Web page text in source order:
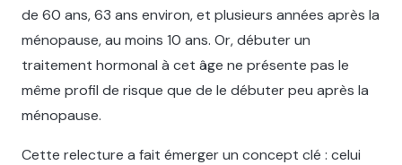
de 60 ans, 63 ans environ, et plusieurs années après la
ménopause, au moins 10 ans. Or, débuter un
traitement hormonal à cet âge ne présente pas le
même profil de risque que de le débuter peu après la
ménopause.
Cette relecture a fait émerger un concept clé : celui